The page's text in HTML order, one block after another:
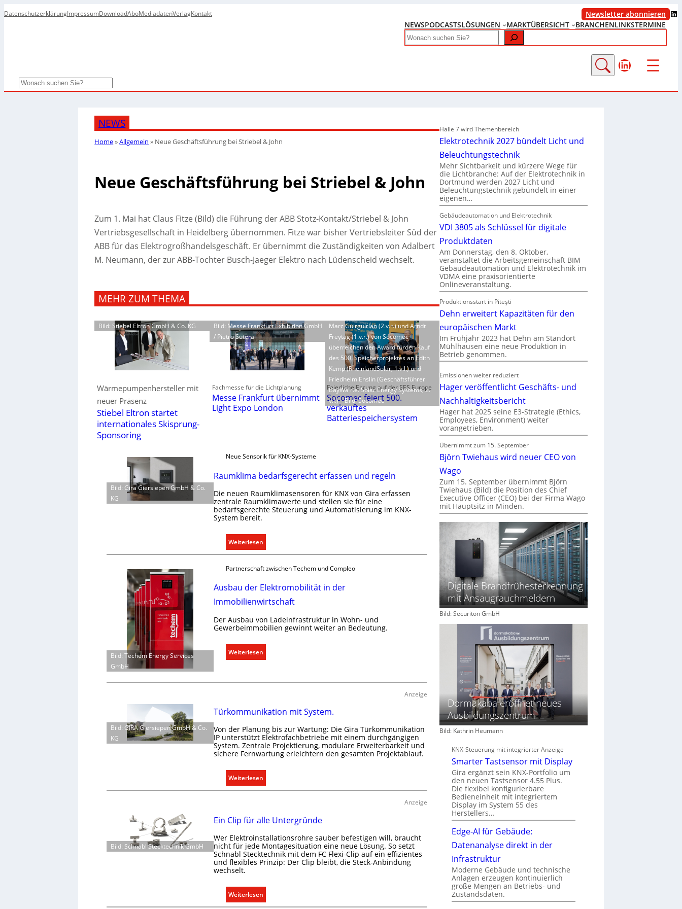
DatenschutzerklärungImpressumDownloadAboMediadatenVerlagKontakt Newsletter abonnieren LinkedIn
NEWSPODCASTSLÖSUNGEN MARKTÜBERSICHT BRANCHENLINKSTERMINE
Search
LinkedIn
Search
NEWS
Home»Allgemein » Neue Geschäftsführung bei Striebel & John
Neue Geschäftsführung bei Striebel & John
Zum 1. Mai hat Claus Fitze (Bild) die Führung der ABB Stotz-Kontakt/Striebel & John
Vertriebsgesellschaft in Heidelberg übernommen. Fitze war bisher Vertriebsleiter Süd der
ABB für das Elektrogroßhandelsgeschäft. Er übernimmt die Zuständigkeiten von Adalbert
M. Neumann, der zur ABB-Tochter Busch-Jaeger Elektro nach Lüdenscheid wechselt.
MEHR ZUM THEMA
Bild: Stiebel Eltron GmbH & Co. KG
Wärmepumpenhersteller mit
neuer Präsenz
Stiebel Eltron startet
internationales Skisprung-
Sponsoring
Bild: Messe Frankfurt Exhibition GmbH
/ Pietro Sutera
Fachmesse für die Lichtplanung
Messe Frankfurt übernimmt
Light Expo London
Marc Guirguirian (2.v.r.) und Arndt
Freytag (1.v.r.) von Socomec
überreichen den Award fürden Kauf
des 500. Speicherprojektes an Edith
Kemp (RheinlandSolar, 1.v.l.) und
Friedhelm Enslin (Geschäftsführer
BayWa r.e. Solar Energy Systems, 2.
v.l.) – Bild: Socomec
Feierliche Ehrung auf der EES Europe
Socomec feiert 500.
verkauftes
Batteriespeichersystem
Bild: Gira Giersiepen GmbH & Co.
KG
Neue Sensorik für KNX-Systeme
Raumklima bedarfsgerecht erfassen und regeln
Die neuen Raumklimasensoren für KNX von Gira erfassen
zentrale Raumklimawerte und stellen sie für eine
bedarfsgerechte Steuerung und Automatisierung im KNX-
System bereit.
Weiterlesen:
R
u
m
l
m
e
a
s
e
r
e
h
t
f
s
s
e
n
d
Bild: Techem Energy Services
GmbH
Partnerschaft zwischen Techem und Compleo
Ausbau der Elektromobilität in der
Immobilienwirtschaft
Der Ausbau von Ladeinfrastruktur in Wohn- und
Gewerbeimmobilien gewinnt weiter an Bedeutung.
Weiterlesen:
A
s
u
d
e
r
E
l
e
k
o
o
b
i
i
t
ä
Anzeige
Bild: GIRA Giersiepen GmbH & Co.
KG
Türkommunikation mit System.
Von der Planung bis zur Wartung: Die Gira Türkommunikation
IP unterstützt Elektrofachbetriebe mit einem durchgängigen
System. Zentrale Projektierung, modulare Erweiterbarkeit und
sichere Fernwartung erleichtern den gesamten Projektablauf.
Weiterlesen:
T
k
m
m
u
k
a
Anzeige
Bild: Schnabl Stecktechnik GmbH
Ein Clip für alle Untergründe
Wer Elektroinstallationsrohre sauber befestigen will, braucht
nicht für jede Montagesituation eine neue Lösung. So setzt
Schnabl Stecktechnik mit dem FC Flexi-Clip auf ein effizientes
und flexibles Prinzip: Der Clip bleibt, die Steck-Anbindung
wechselt.
Weiterlesen:
E
Halle 7 wird Themenbereich
Elektrotechnik 2027 bündelt Licht und
Beleuchtungstechnik
Mehr Sichtbarkeit und kürzere Wege für
die Lichtbranche: Auf der Elektrotechnik in
Dortmund werden 2027 Licht und
Beleuchtungstechnik gebündelt in einer
eigenen…
Gebäudeautomation und Elektrotechnik
VDI 3805 als Schlüssel für digitale
Produktdaten
Am Donnerstag, den 8. Oktober,
veranstaltet die Arbeitsgemeinschaft BIM
Gebäudeautomation und Elektrotechnik im
VDMA eine praxisorientierte
Onlineveranstaltung.
Produktionsstart in Piteşti
Dehn erweitert Kapazitäten für den
europäischen Markt
Im Frühjahr 2023 hat Dehn am Standort
Mühlhausen eine neue Produktion in
Betrieb genommen.
Emissionen weiter reduziert
Hager veröffentlicht Geschäfts- und
Nachhaltigkeitsbericht
Hager hat 2025 seine E3-Strategie (Ethics,
Employees, Environment) weiter
vorangetrieben.
Übernimmt zum 15. September
Björn Twiehaus wird neuer CEO von
Wago
Zum 15. September übernimmt Björn
Twiehaus (Bild) die Position des Chief
Executive Officer (CEO) bei der Firma Wago
mit Hauptsitz in Minden.
Digitale Brandfrühesterkennung
mit Ansaugrauchmeldern
Bild: Securiton GmbH
Dormakaba eröffnet neues
Ausbildungszentrum
Bild: Kathrin Heumann
KNX-Steuerung mit integrierter Anzeige
Smarter Tastsensor mit Display
Gira ergänzt sein KNX-Portfolio um
den neuen Tastsensor 4.55 Plus.
Die flexibel konfigurierbare
Bedieneinheit mit integriertem
Display im System 55 des
Herstellers…
Edge-AI für Gebäude:
Datenanalyse direkt in der
Infrastruktur
Moderne Gebäude und technische
Anlagen erzeugen kontinuierlich
große Mengen an Betriebs- und
Zustandsdaten.